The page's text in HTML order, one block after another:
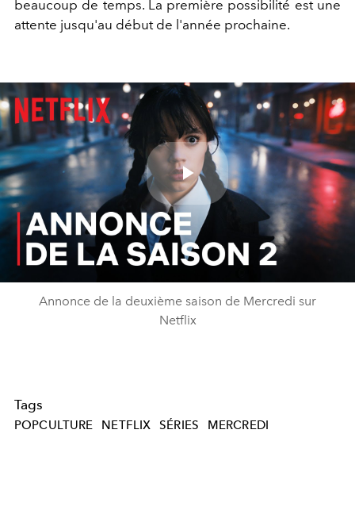
beaucoup de temps. La première possibilité est une
attente jusqu'au début de l'année prochaine.
Play
Video
Annonce de la deuxième saison de Mercredi sur
Netflix
Tags
POPCULTURE NETFLIX SÉRIES MERCREDI